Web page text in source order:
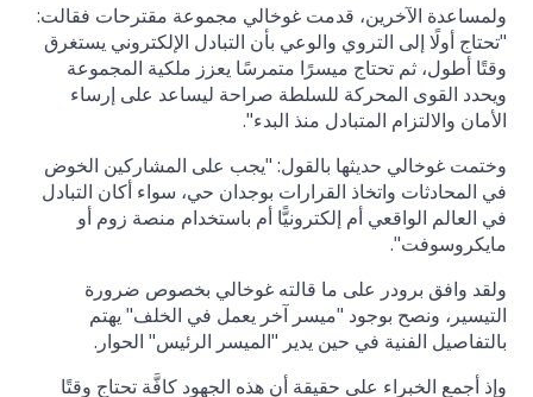
ولمساعدة الآخرين، قدمت غوخالي مجموعة مقترحات فقالت:
"تحتاج أولًا إلى التروي والوعي بأن التبادل الإلكتروني يستغرق
وقتًا أطول، ثم تحتاج ميسرًا متمرسًا يعزز ملكية المجموعة
ويحدد القوى المحركة للسلطة صراحة ليساعد على إرساء
الأمان والالتزام المتبادل منذ البدء".
وختمت غوخالي حديثها بالقول: "يجب على المشاركين الخوض
في المحادثات واتخاذ القرارات بوجدان حي، سواء أكان التبادل
في العالم الواقعي أم إلكترونيًّا أم باستخدام منصة زوم أو
مايكروسوفت".
ولقد وافق برودر على ما قالته غوخالي بخصوص ضرورة
التيسير، ونصح بوجود "ميسر آخر يعمل في الخلف" يهتم
بالتفاصيل الفنية في حين يدير "الميسر الرئيس" الحوار.
وإذ أجمع الخبراء على حقيقة أن هذه الجهود كافَّة تحتاج وقتًا